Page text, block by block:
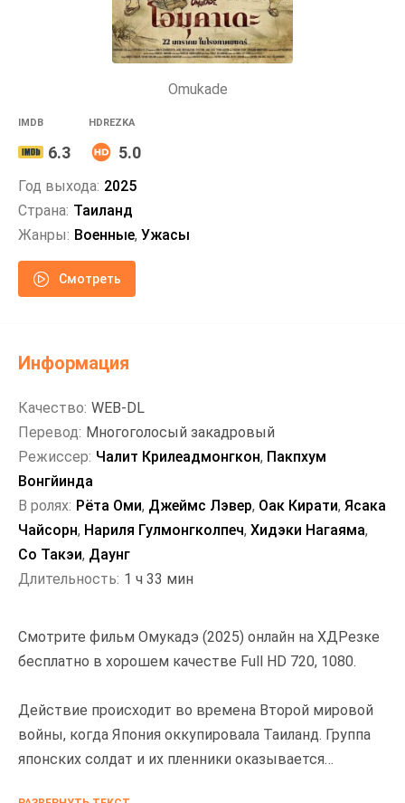
Omukade
IMDB
6.3
HDREZKA
5.0
Год выхода: 2025
Страна: Таиланд
Жанры: Военные, Ужасы
Смотреть
Смотрите фильм Омукадэ (2025) онлайн на ХДРезке
бесплатно в хорошем качестве Full HD 720, 1080.
Действие происходит во времена Второй мировой
войны, когда Япония оккупировала Таиланд. Группа
японских солдат и их пленники оказывается
Информация
Качество: WEB-DL
Перевод: Многоголосый закадровый
Режиссер: Чалит Крилеадмонгкон, Пакпхум
Вонгйинда
В ролях: Рёта Оми, Джеймс Лэвер, Оак Кирати, Ясака
Чайсорн, Нариля Гулмонгколпеч, Хидэки Нагаяма,
Со Такэи, Даунг
Длительность: 1 ч 33 мин